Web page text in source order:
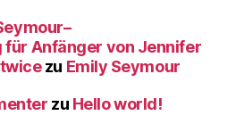
Anfänger von Jennifer
zu Emily Seymour
zu Hello world!